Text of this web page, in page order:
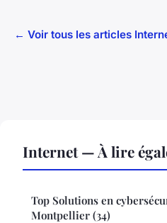
← Voir tous les articles
Internet — À lire
Top Solutions en
Montpellier (34)